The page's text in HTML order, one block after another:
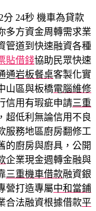
分 24秒 機車為貸款
多方資金周轉需求業
管道到快速融資各種
貼借錢協助民眾快速
通岩板餐桌客製化實
山區與板橋電腦維修
信用有瑕疵申請三重
超低利無論信用不良
服務地區廚房翻修工
的廚房與廚具，公開
企業現金週轉金融與
三重機車借款融資銀
營打造專屬中和當鋪
合法融資根據借款平